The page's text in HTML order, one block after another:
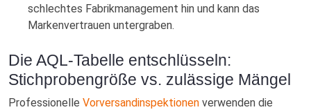
schlechtes Fabrikmanagement hin und kann das
Markenvertrauen untergraben.
Die AQL-Tabelle entschlüsseln:
Stichprobengröße vs. zulässige Mängel
Professionelle Vorversandinspektionen verwenden die